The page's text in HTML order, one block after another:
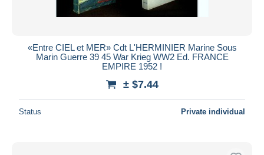
«Entre CIEL et MER» Cdt L'HERMINIER Marine Sous
Marin Guerre 39 45 War Krieg WW2 Ed. FRANCE
EMPIRE 1952 !
± $7.44
Status Private individual